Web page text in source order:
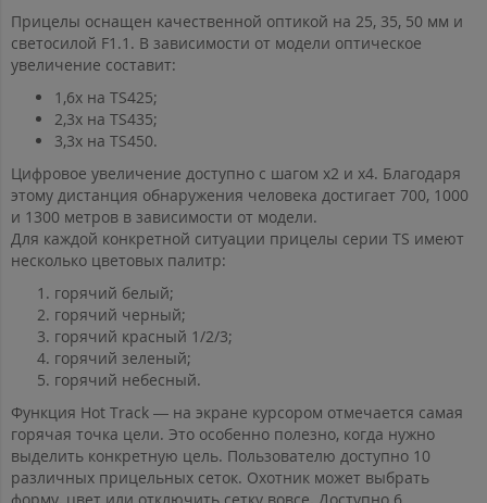
Прицелы оснащен качественной оптикой на 25, 35, 50 мм и
светосилой F1.1. В зависимости от модели оптическое
увеличение составит:
1,6х на TS425;
2,3х на TS435;
3,3х на TS450.
Цифровое увеличение доступно с шагом х2 и х4. Благодаря
этому дистанция обнаружения человека достигает 700, 1000
и 1300 метров в зависимости от модели.
Для каждой конкретной ситуации прицелы серии TS имеют
несколько цветовых палитр:
горячий белый;
горячий черный;
горячий красный 1/2/3;
горячий зеленый;
горячий небесный.
Функция Hot Track — на экране курсором отмечается самая
горячая точка цели. Это особенно полезно, когда нужно
выделить конкретную цель. Пользователю доступно 10
различных прицельных сеток. Охотник может выбрать